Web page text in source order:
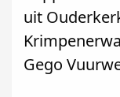
uit
Gego